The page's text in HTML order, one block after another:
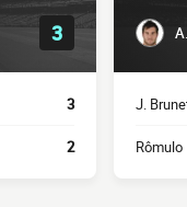
3
3
2
J.
Rômulo